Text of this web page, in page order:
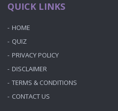
QUICK LINKS
HOME
QUIZ
PRIVACY POLICY
DISCLAIMER
TERMS & CONDITIONS
CONTACT US